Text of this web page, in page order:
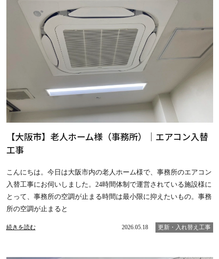
【大阪市】老人ホーム様（事務所）｜エアコン入替
工事
こんにちは。今日は大阪市内の老人ホーム様で、事務所のエアコン
入替工事にお伺いしました。24時間体制で運営されている施設様に
とって、事務所の空調が止まる時間は最小限に抑えたいもの。事務
所の空調が止まると
続きを読む 2026.05.18 更新・入れ替え工事